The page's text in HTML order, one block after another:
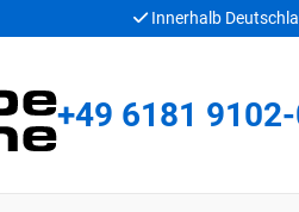
Innerhalb
+49 6181